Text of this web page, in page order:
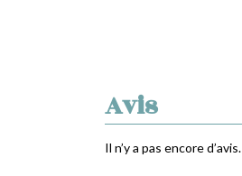
Avis
Il n’y a pas encore d’avis.